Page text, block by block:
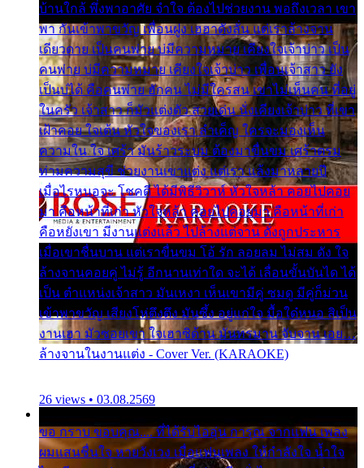
บ้านใกล้ พึ่งพาอาศัย จำใจ ต้องไปช่วยงาน พอถึงเวลา เขา
พา กันเข้าพาขวัญ เพื่อนฝูง เฮฮาดังลั่น แต่เราล้างจาน
เดียวดาย เป็นคนพ่าย บ่มีความหมาย เคียงใจเจ้าบ่าว เป็น
คนพ่าย บ่มีความหมาย เคียงใจเจ้าบ่าว เพื่อนเจ้าสาว ยัง
เป็นบ่ได้ คือคนพ่าย ฮักคน ไม่มีใครสน เขาไม่เห็นคน ที่อยู่
ในครัว เจ้าสาว ก็มัวแต่งตัว สวยเด่น นั่งเคียงเจ้าบ่าว ที่เขา
เฝ้าคอย ใจเต้น หัวใจของเรา ลำเค็ญ ใครจะมองเห็น
ความใน ใจ เศร้า มันร้าวระบม ต้องมาขื่นขม เศร้าตรม
ท่ามความสุขี ช่วยงานเขาแต่ง แต่เรา แล้งมาหลายปี
เมื่อไรหนอจะ โชคดี ได้มีพิธีวิวาห์ หัวใจหล้า คอยไปคอย
มา คือหน้าที่เก่า หัวใจหล้า คอยไปคอยมา คือหน้าที่เก่า
คือหยังเขา มีงานแต่งแล้ว ไปล้างแต่จาน ดั่งถูกประหาร
เมื่อเขาชื่นบาน แต่เราขื่นขม โอ้ รัก ลอยลม ไม่สม ดัง ใจ
ล้างจานคอยคู่ ไม่รู้ อีกนานเท่าใด จะได้ เลื่อนขั้นบันได ได้
เป็น ตำแหน่งเจ้าสาว มันเหงา เห็นเขามีคู่ ซมดู มีคู่ก็ม่วน
เข้าพาขวัญ เสียงโห่ตึงตึง มันซึ้ง อยู่แก่ใจ มื้อใด๋หนอ สิเป็น
งานเฮา มัวซอยเขา ใจเฮาซิด้าน มันทรมาน จับจาน เอย…
ล้างจานในงานแต่ง - Cover Ver. (KARAOKE)
26 views • 03.08.2569
ขอ กราบ ขอบคุณ.... ที่ได้รับไออุ่น การุณ จากแฟน เพลง
ผมแสนชื่นใจ หายวังเวง เมื่อแฟนเพลง ให้กำลังใจ น้ำใจ